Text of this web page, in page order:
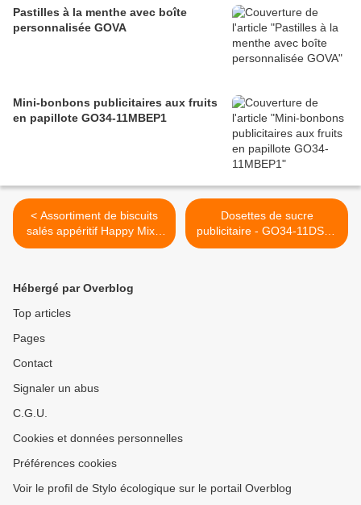
Pastilles à la menthe avec boîte
personnalisée GOVA
Mini-bonbons publicitaires aux fruits
en papillote GO34-11MBEP1
< Assortiment de biscuits
salés appéritif Happy Mix -
GO34-11HMP1
Dosettes de sucre
publicitaire - GO34-11DSP1
>
Hébergé par Overblog
Top articles
Pages
Contact
Signaler un abus
C.G.U.
Cookies et données personnelles
Préférences cookies
Voir le profil de Stylo écologique sur le portail Overblog